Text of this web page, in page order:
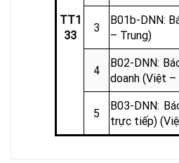
TT1
33
3
B01b-DNN:
– Trung)
4
B02-DNN:
doanh (Việt –
5
B03-DNN:
trực tiếp)